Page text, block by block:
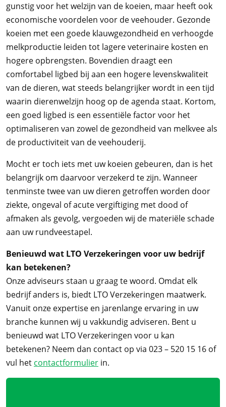
gunstig voor het welzijn van de koeien, maar heeft ook
economische voordelen voor de veehouder. Gezonde
koeien met een goede klauwgezondheid en verhoogde
melkproductie leiden tot lagere veterinaire kosten en
hogere opbrengsten. Bovendien draagt een
comfortabel ligbed bij aan een hogere levenskwaliteit
van de dieren, wat steeds belangrijker wordt in een tijd
waarin dierenwelzijn hoog op de agenda staat. Kortom,
een goed ligbed is een essentiële factor voor het
optimaliseren van zowel de gezondheid van melkvee als
de productiviteit van de veehouderij.
Mocht er toch iets met uw koeien gebeuren, dan is het
belangrijk om daarvoor verzekerd te zijn. Wanneer
tenminste twee van uw dieren getroffen worden door
ziekte, ongeval of acute vergiftiging met dood of
afmaken als gevolg, vergoeden wij de materiële schade
aan uw rundveestapel.
Benieuwd wat LTO Verzekeringen voor uw bedrijf
kan betekenen?
Onze adviseurs staan u graag te woord. Omdat elk
bedrijf anders is, biedt LTO Verzekeringen maatwerk.
Vanuit onze expertise en jarenlange ervaring in uw
branche kunnen wij u vakkundig adviseren. Bent u
benieuwd wat LTO Verzekeringen voor u kan
betekenen? Neem dan contact op via 023 – 520 15 16 of
vul het contactformulier in.